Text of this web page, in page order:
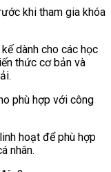
khi tham gia khóa
dành cho các học
thức cơ bản và
phù hợp với công
hoạt để phù hợp
nhân.